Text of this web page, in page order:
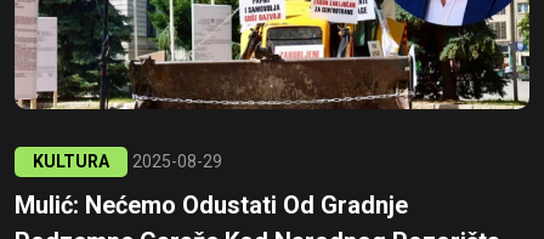
KULTURA 2025-08-29
Mulić: Nećemo Odustati Od Gradnje